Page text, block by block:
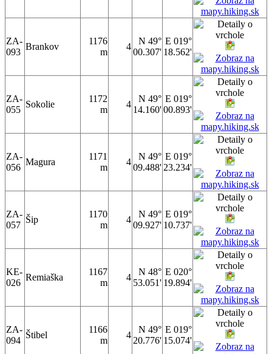
ZA-
093
Brankov
1176
m
4
N 49°
00.307'
E 019°
18.562'
ZA-
055
Sokolie
1172
m
4
N 49°
14.160'
E 019°
00.893'
ZA-
056
Magura
1171
m
4
N 49°
09.488'
E 019°
23.234'
ZA-
057
Šip
1170
m
4
N 49°
09.927'
E 019°
10.737'
KE-
026
Remiaška
1167
m
4
N 48°
53.051'
E 020°
19.894'
ZA-
094
Štibel
1166
m
4
N 49°
20.776'
E 019°
15.074'